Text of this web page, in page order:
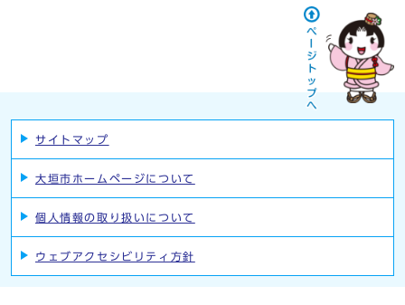
サイトマップ
大垣市ホームページについて
個人情報の取り扱いについて
ウェブアクセシビリティ方針